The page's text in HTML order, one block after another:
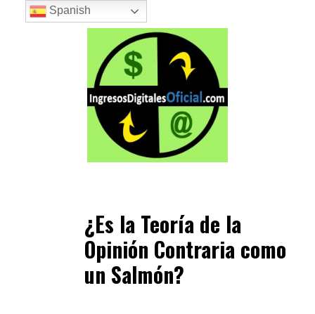
Saltar
¿Es la Teoría de la
Opinión Contraria como
un Salmón?
Spanish